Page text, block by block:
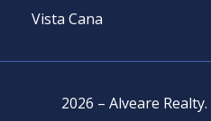
Vista Cana
2026 – Alveare Realty.